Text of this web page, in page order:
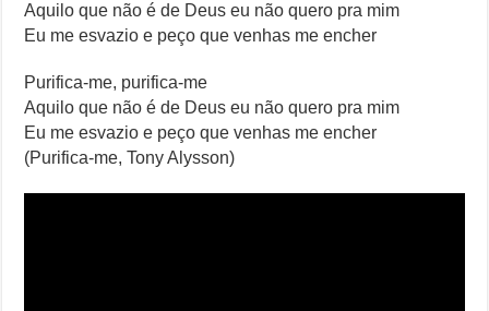
Aquilo que não é de Deus eu não quero pra mim
Eu me esvazio e peço que venhas me encher
Purifica-me, purifica-me
Aquilo que não é de Deus eu não quero pra mim
Eu me esvazio e peço que venhas me encher
(Purifica-me, Tony Alysson)